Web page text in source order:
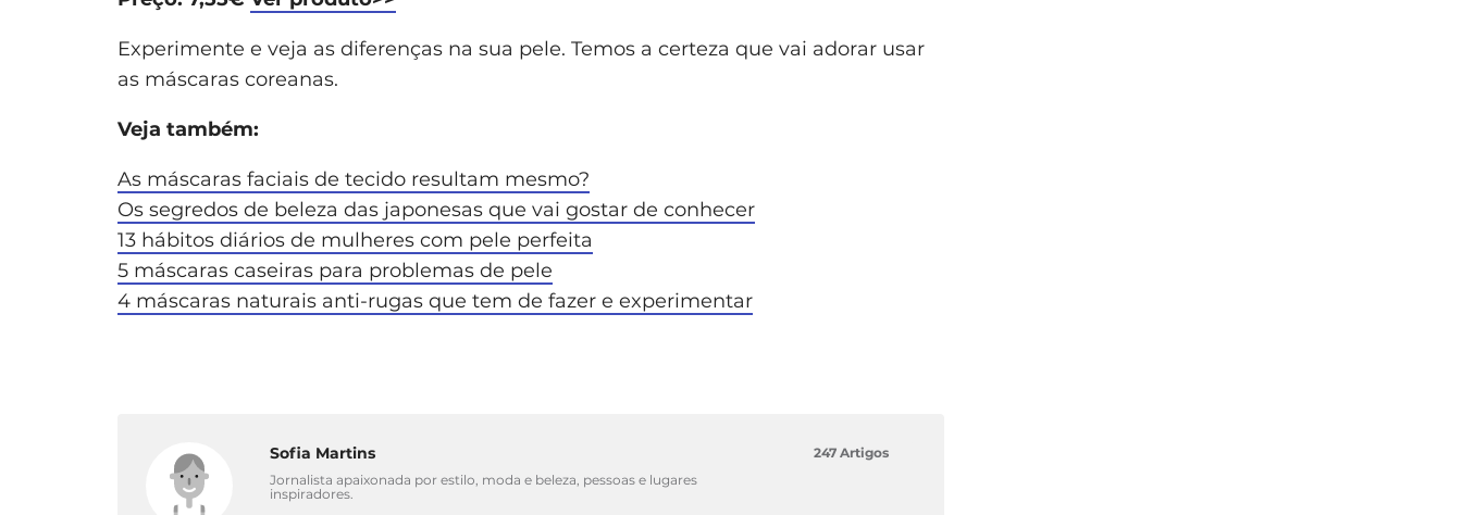
Experimente e veja as diferenças na sua pele. Temos a certeza que vai adorar usar
as máscaras coreanas.
Veja também:
As máscaras faciais de tecido resultam mesmo?
Os segredos de beleza das japonesas que vai gostar de conhecer
13 hábitos diários de mulheres com pele perfeita
5 máscaras caseiras para problemas de pele
4 máscaras naturais anti-rugas que tem de fazer e experimentar
Sofia Martins
Jornalista apaixonada por estilo, moda e beleza, pessoas e lugares
inspiradores.
247 Artigos